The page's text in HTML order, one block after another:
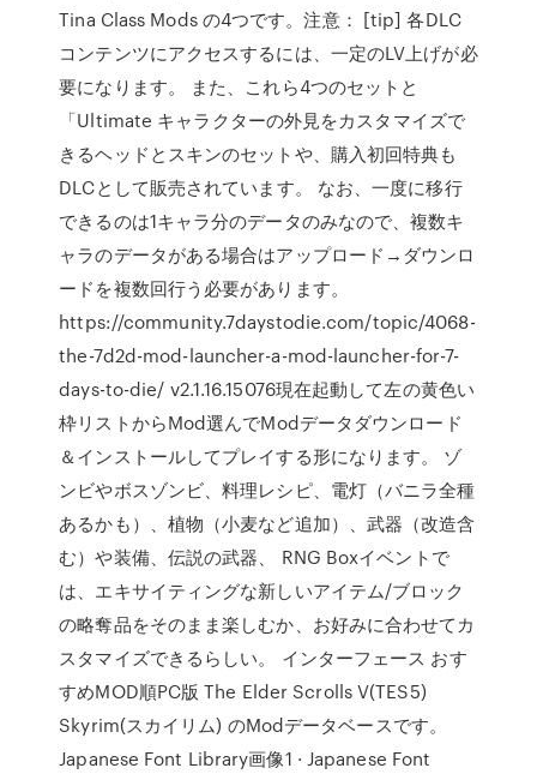
Tina Class Mods の4つです。注意： [tip] 各DLC
コンテンツにアクセスするには、一定のLV上げが必
要になります。 また、これら4つのセットと
「Ultimate キャラクターの外見をカスタマイズで
きるヘッドとスキンのセットや、購入初回特典も
DLCとして販売されています。 なお、一度に移行
できるのは1キャラ分のデータのみなので、複数キ
ャラのデータがある場合はアップロード→ダウンロ
ードを複数回行う必要があります。
https://community.7daystodie.com/topic/4068-
the-7d2d-mod-launcher-a-mod-launcher-for-7-
days-to-die/ v2.1.16.15076現在起動して左の黄色い
枠リストからMod選んでModデータダウンロード
＆インストールしてプレイする形になります。 ゾ
ンビやボスゾンビ、料理レシピ、電灯（バニラ全種
あるかも）、植物（小麦など追加）、武器（改造含
む）や装備、伝説の武器、 RNG Boxイベントで
は、エキサイティングな新しいアイテム/ブロック
の略奪品をそのまま楽しむか、お好みに合わせてカ
スタマイズできるらしい。 インターフェース おす
すめMOD順PC版 The Elder Scrolls V(TES5)
Skyrim(スカイリム) のModデータベースです。
Japanese Font Library画像1 · Japanese Font